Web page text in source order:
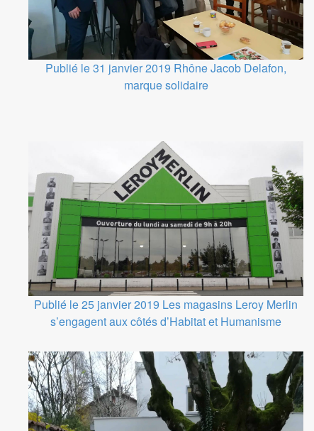
Publié le 31 janvier 2019 RhôneJacob Delafon,
marque solidaire
Publié le 25 janvier 2019 Les magasins Leroy Merlin
s’engagent aux côtés d’Habitat et Humanisme